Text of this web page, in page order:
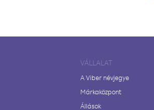
VÁLLALAT
A Viber névjegye
Márkaközpont
Állások